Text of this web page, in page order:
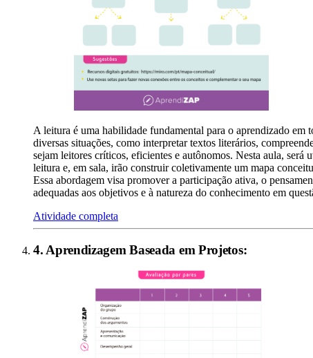
A leitura é uma habilidade fundamental para o aprendizado em
diversas situações, como interpretar textos literários,
sejam leitores críticos, eficientes e autônomos. Nesta aula, será
leitura e, em sala, irão construir coletivamente um mapa
Essa abordagem visa promover a participação ativa, o
adequadas aos objetivos e à natureza do conhecimento em
Atividade completa
4. Aprendizagem Baseada em Projetos: